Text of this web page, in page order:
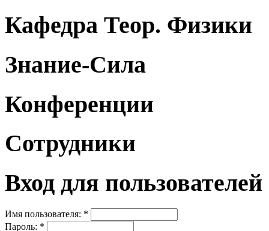
Кафедра Теор. Физики
Знание-Сила
Конференции
Сотрудники
Вход для пользователей
Имя пользователя: *
Пароль: *